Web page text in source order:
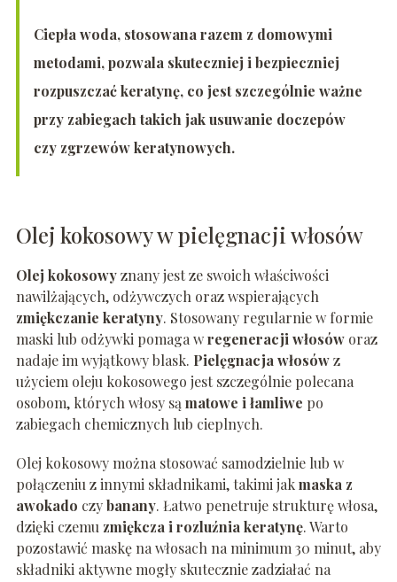
Ciepła woda, stosowana razem z domowymi
metodami, pozwala skuteczniej i bezpieczniej
rozpuszczać keratynę, co jest szczególnie ważne
przy zabiegach takich jak usuwanie doczepów
czy zgrzewów keratynowych.
Olej kokosowy w pielęgnacji włosów
Olej kokosowyznany jest ze swoich właściwości
nawilżających, odżywczych oraz wspierających
zmiękczanie keratyny. Stosowany regularnie w formie
maski lub odżywki pomaga wregeneracji włosóworaz
nadaje im wyjątkowy blask. Pielęgnacja włosówz
użyciem oleju kokosowego jest szczególnie polecana
osobom, których włosy sąmatowe i łamliwe po
zabiegach chemicznych lub cieplnych.
Olej kokosowy można stosować samodzielnie lub w
połączeniu z innymi składnikami, takimi jakmaska z
awokado czybanany. Łatwo penetruje strukturę włosa,
dzięki czemu zmiękcza i rozluźnia keratynę. Warto
pozostawić maskę na włosach na minimum 30 minut, aby
składniki aktywne mogły skutecznie zadziałać na